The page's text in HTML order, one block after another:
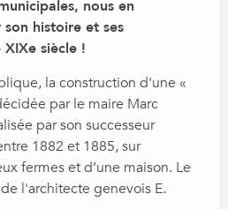
nous en
son histoire et ses
siècle !
la construction d'une «
par le maire Marc
par son successeur
1882 et 1885, sur
fermes et d’une maison. Le
l'architecte genevois E.